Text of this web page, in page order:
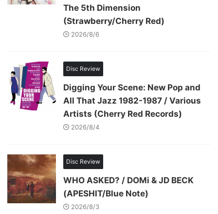
The 5th Dimension
(Strawberry/Cherry Red)
2026/8/6
Disc Review
Digging Your Scene: New Pop and
All That Jazz 1982-1987 / Various
Artists (Cherry Red Records)
2026/8/4
Disc Review
WHO ASKED? / DOMi & JD BECK
(APESHIT/Blue Note)
2026/8/3